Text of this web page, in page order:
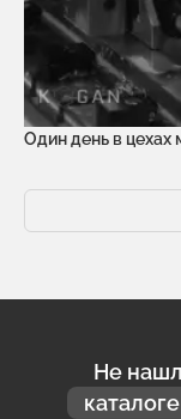
Один день в
Не
каталоге